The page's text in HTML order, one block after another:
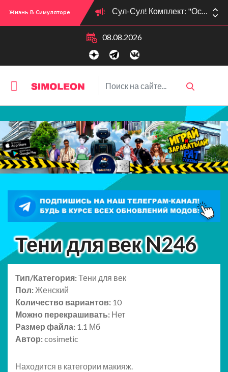
Жизнь В Симуляторе
Сул-Сул! Вышло новое обновлении версии игры: 1.119.96.1030 (ПК)! 1.119.96.1230 (Mac)! 2.22 (ИП)!
08.08.2026
Тени для век N246
Тип/Категория:Тени для век
Пол: Женский
Количество вариантов: 10
Можно перекрашивать: Нет
Размер файла: 1.1 Мб
Автор:cosimetic
Находится в категории макияж.